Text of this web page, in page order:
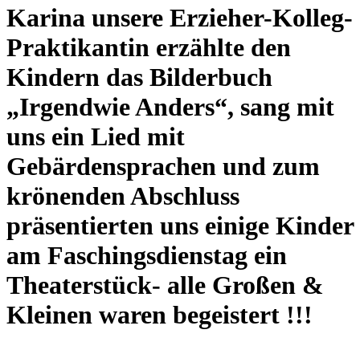
Karina unsere Erzieher-Kolleg-
Praktikantin erzählte den
Kindern das Bilderbuch
„Irgendwie Anders“, sang mit
uns ein Lied mit
Gebärdensprachen und zum
krönenden Abschluss
präsentierten uns einige Kinder
am Faschingsdienstag ein
Theaterstück- alle Großen &
Kleinen waren begeistert !!!